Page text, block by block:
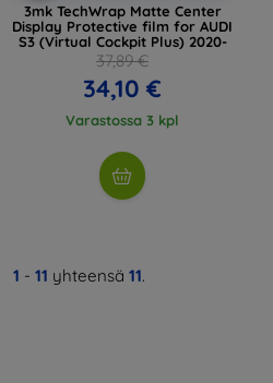
3mk TechWrap Matte Center
Display Protective film for AUDI
S3 (Virtual Cockpit Plus) 2020-
37,89 €
34,10 €
Varastossa 3 kpl
1 - 11 yhteensä 11.